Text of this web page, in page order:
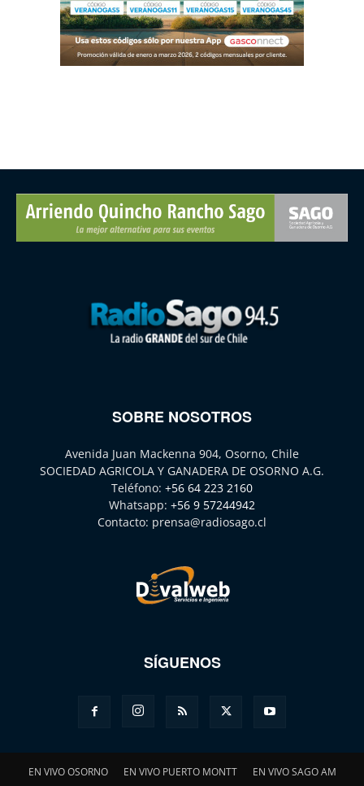
SOBRE NOSOTROS
Avenida Juan Mackenna 904, Osorno, Chile
SOCIEDAD AGRICOLA Y GANADERA DE OSORNO A.G.
Teléfono: +56 64 223 2160
Whatsapp: +56 9 57244942
Contacto: prensa@radiosago.cl
SÍGUENOS
EN VIVO OSORNO EN VIVO PUERTO MONTT EN VIVO SAGO AM